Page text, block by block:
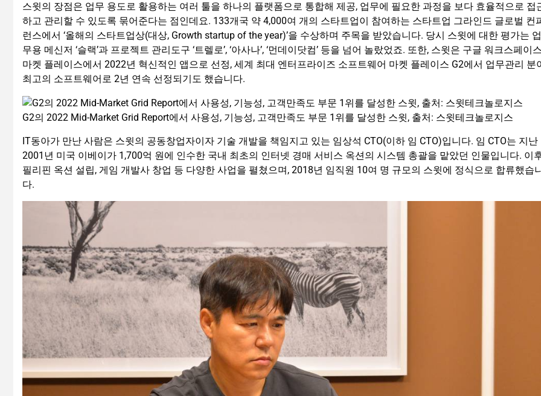
스윗의 장점은 업무 용도로 활용하는 여러 툴을 하나의 플랫폼으로 통합해 제공, 업무에 필요한 과정을 보다 효율적으로 접
하고 관리할 수 있도록 묶어준다는 점인데요. 133개국 약 4,000여 개의 스타트업이 참여하는 스타트업 그라인드 글로벌 컨
런스에서 ‘올해의 스타트업상(대상, Growth startup of the year)’을 수상하며 주목을 받았습니다. 당시 스윗에 대한 평가는 업
무용 메신저 ‘슬랙’과 프로젝트 관리도구 ‘트렐로’, ‘아사나’, ‘먼데이닷컴’ 등을 넘어 놀랐었죠. 또한, 스윗은 구글 워크스페이스
마켓 플레이스에서 2022년 혁신적인 앱으로 선정, 세계 최대 엔터프라이즈 소프트웨어 마켓 플레이스 G2에서 업무관리 분
최고의 소프트웨어로 2년 연속 선정되기도 했습니다.
G2의 2022 Mid-Market Grid Report에서 사용성, 기능성, 고객만족도 부문 1위를 달성한 스윗, 출처: 스윗테크놀로지스
IT동아가 만난 사람은 스윗의 공동창업자이자 기술 개발을 책임지고 있는 임상석 CTO(이하 임 CTO)입니다. 임 CTO는 지난
2001년 미국 이베이가 1,700억 원에 인수한 국내 최초의 인터넷 경매 서비스 옥션의 시스템 총괄을 맡았던 인물입니다. 이
필리핀 옥션 설립, 게임 개발사 창업 등 다양한 사업을 펼쳤으며, 2018년 임직원 10여 명 규모의 스윗에 정식으로 합류했습
다.